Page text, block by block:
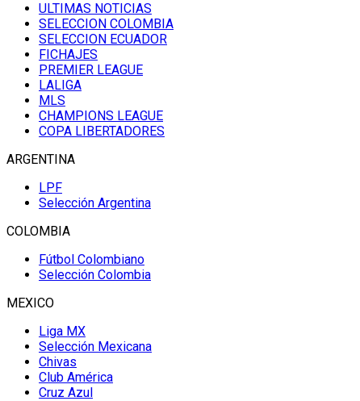
ULTIMAS NOTICIAS
SELECCION COLOMBIA
SELECCION ECUADOR
FICHAJES
PREMIER LEAGUE
LALIGA
MLS
CHAMPIONS LEAGUE
COPA LIBERTADORES
ARGENTINA
LPF
Selección Argentina
COLOMBIA
Fútbol Colombiano
Selección Colombia
MEXICO
Liga MX
Selección Mexicana
Chivas
Club América
Cruz Azul